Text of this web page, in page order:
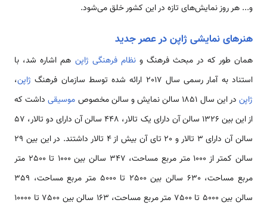
و... هر روز نمایش‌های تازه در این کشور خلق می‌شود.
هنرهای نمایشی ژاپن در عصر جدید
همان طور که در مبحث فرهنگ ونظام فرهنگی ژاپن هم اشاره شد، با
استناد به آمار رسمی سال 2017 ارائه شده توسط سازمان فرهنگ
ژاپن،
ژاپندر این سال 1851 سالن نمایش و سالن مخصوص موسیقیداشت که
از این بین 1326 سالن آن دارای یک تالار، 448 سالن آن دارای دو تالار، 57
سالن آن دارای 3 تالار و 20 تای آن بیش از 4 تالار داشتند. در این بین 29
سالن کمتر از 1000 متر مربع مساحت، 347 سالن بین 1000 تا 2500 متر
مربع مساحت، 630 سالن بین 2500 تا 5000 متر مربع مساحت، 359
سالن بین 5000 تا 7500 متر مربع مساحت، 163 سالن بین 7500 تا 10000